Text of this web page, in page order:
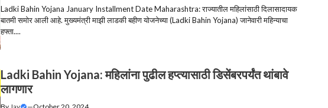
Ladki Bahin Yojana January Installment Date Maharashtra: राज्यातील महिलांसाठी दिलासादायक
बातमी समोर आली आहे. मुख्यमंत्री माझी लाडकी बहीण योजनेच्या (Ladki Bahin Yojana) जानेवारी महिन्याचा
हफ्ता....
Ladki Bahin Yojana: महिलांना पुढील हप्त्यासाठी डिसेंबरपर्यंत थांबावे
लागणार